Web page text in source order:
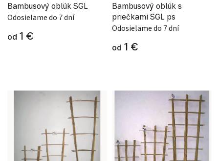
Bambusový oblúk SGL
Odosielame do 7 dní
od 1 €
Bambusový oblúk s
priečkami SGL ps
Odosielame do 7 dní
od 1 €